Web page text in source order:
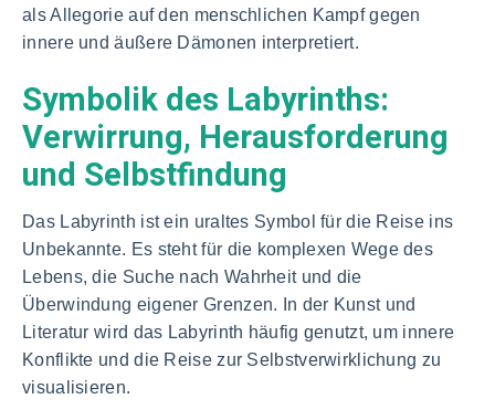
als Allegorie auf den menschlichen Kampf gegen
innere und äußere Dämonen interpretiert.
Symbolik des Labyrinths:
Verwirrung, Herausforderung
und Selbstfindung
Das Labyrinth ist ein uraltes Symbol für die Reise ins
Unbekannte. Es steht für die komplexen Wege des
Lebens, die Suche nach Wahrheit und die
Überwindung eigener Grenzen. In der Kunst und
Literatur wird das Labyrinth häufig genutzt, um innere
Konflikte und die Reise zur Selbstverwirklichung zu
visualisieren.